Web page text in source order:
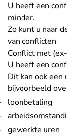
U heeft een
minder.
Zo kunt u naar
van conflicten
Conflict met
U heeft een
Dit kan ook een
bijvoorbeeld
loonbetaling
gewerkte uren